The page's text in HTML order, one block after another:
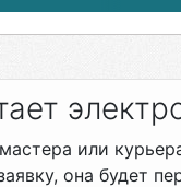
или
она будет